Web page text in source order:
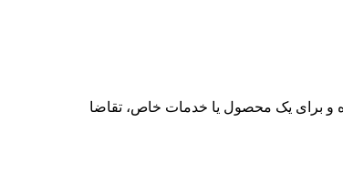
و برای یک محصول یا خدمات خاص، تقاضا